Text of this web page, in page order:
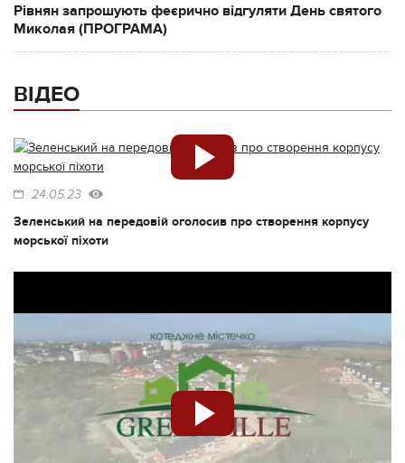
Рівнян запрошують феєрично відгуляти День святого
Миколая (ПРОГРАМА)
ВІДЕО
24.05.23
Зеленський на передовій оголосив про створення корпусу
морської піхоти